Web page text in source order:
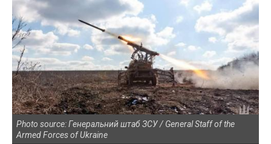
Photo source: Генеральний штаб ЗСУ / General Staff of the
Armed Forces of Ukraine